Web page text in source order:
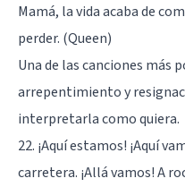
Mamá, la vida acaba de
perder. (Queen)
Una de las canciones más
arrepentimiento y
interpretarla como quiera.
22. ¡Aquí estamos! ¡Aquí
carretera. ¡Allá vamos! A